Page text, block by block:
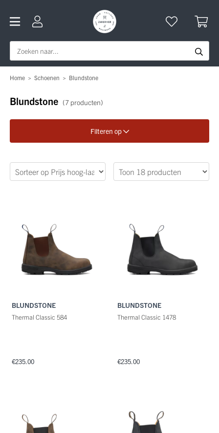
Home > Schoenen > Blundstone
Blundstone (7 producten)
Filteren op
Verfijn je zoekopdracht
Kleuren
BLUNDSTONE
Thermal Classic 584
€235.00
BLUNDSTONE
Thermal Classic 1478
€235.00